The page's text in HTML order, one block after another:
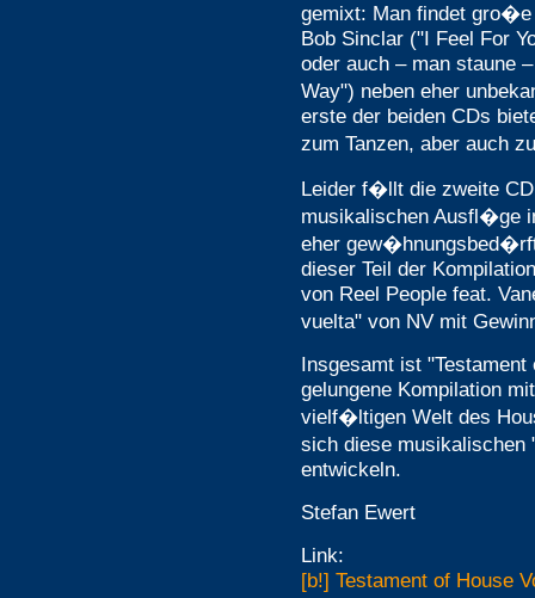
gemixt: Man findet
Bob Sinclar ("I Feel For
oder auch – man staune
Way") neben eher
erste der beiden CDs
zum Tanzen, aber auch
Leider f�llt die zweite
musikalischen Ausfl�ge
eher
dieser Teil der
von Reel People feat.
vuelta" von NV mit
Insgesamt ist
gelungene Kompilation
vielf�ltigen Welt des
sich diese
entwickeln.
Stefan Ewert
Link:
[b!] Testament of House